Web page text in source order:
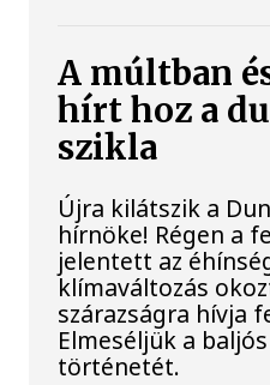
A múltban
hírt hoz a
szikla
Újra kilátszik a
hírnöke! Régen a
jelentett az
klímaváltozás
szárazságra hívja
Elmeséljük a
történetét.